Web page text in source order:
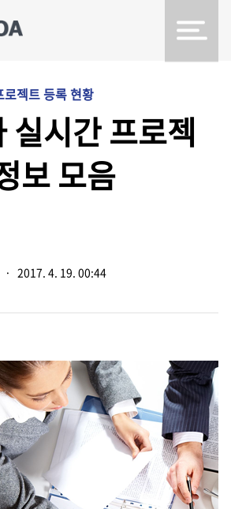
젝트 등록 현황
실시간 프로젝
보 모음
· 2017. 4. 19. 00:44